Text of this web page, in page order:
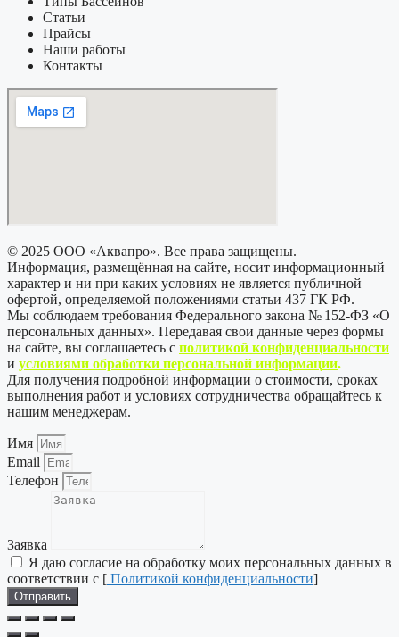
Статьи
Прайсы
Наши работы
Контакты
© 2025 ООО «Аквапро». Все права защищены.
Информация, размещённая на сайте, носит информационный
характер и ни при каких условиях не является публичной
офертой, определяемой положениями статьи 437 ГК РФ.
Мы соблюдаем требования Федерального закона № 152-ФЗ «О
персональных данных». Передавая свои данные через формы
на сайте, вы соглашаетесь с политикой конфиденциальности
и условиями обработки персональной информации.
Для получения подробной информации о стоимости, сроках
выполнения работ и условиях сотрудничества обращайтесь к
нашим менеджерам.
Имя
Email
Телефон
Заявка
Я даю согласие на обработку моих персональных данных в
соответствии с [ Политикой конфиденциальности]
Отправить